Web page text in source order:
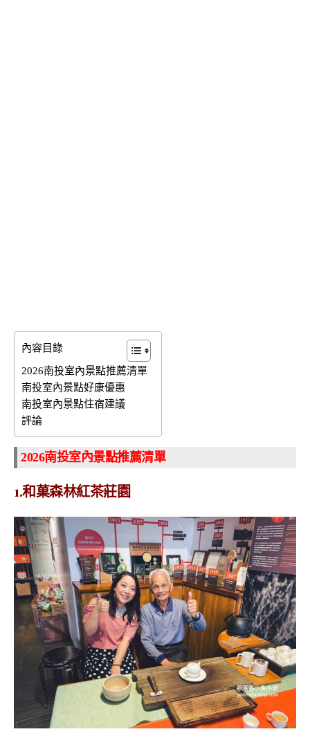
內容目錄
2026南投室內景點推薦清單
南投室內景點好康優惠
南投室內景點住宿建議
評論
2026南投室內景點推薦清單
1.和菓森林紅茶莊園